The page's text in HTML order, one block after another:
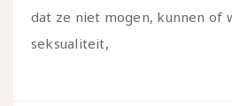
dat ze niet mogen, kunnen of
seksualiteit,